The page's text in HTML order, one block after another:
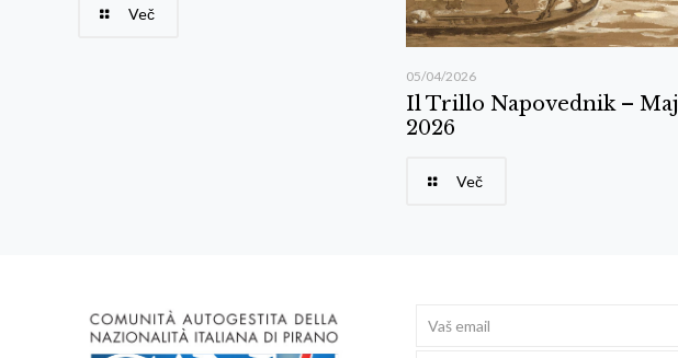
Več
05/04/2026
Il Trillo Napovednik – Maj
2026
Več